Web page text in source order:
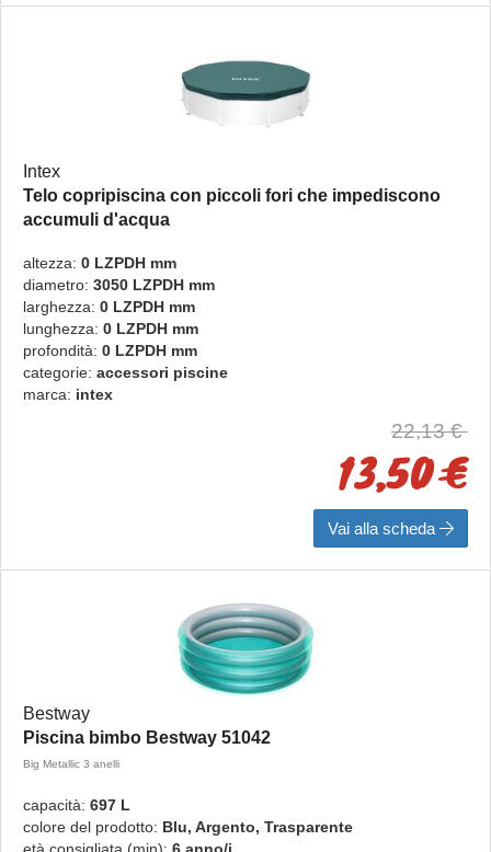
Intex
Telo copripiscina con piccoli fori che impediscono
accumuli d'acqua
altezza: 0 LZPDH mm
diametro: 3050 LZPDH mm
larghezza: 0 LZPDH mm
lunghezza: 0 LZPDH mm
profondità: 0 LZPDH mm
categorie: accessori piscine
marca: intex
22,13 €
13,50 €
Vai alla scheda
Bestway
Piscina bimbo Bestway 51042
Big Metallic 3 anelli
capacità: 697 L
colore del prodotto: Blu, Argento, Trasparente